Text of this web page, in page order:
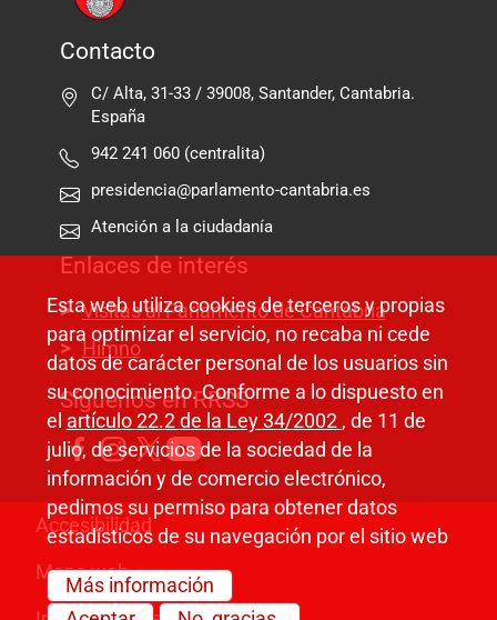
Contacto
C/ Alta, 31-33 / 39008, Santander, Cantabria.
España
942 241 060 (centralita)
presidencia@parlamento-cantabria.es
Atención a la ciudadanía
Enlaces de interés
Visitas al Parlamento de Cantabria
Himno
Síguenos en RRSS
Pie de página
Accesibilidad
Mapa web
Esta web utiliza cookies de terceros y propias
para optimizar el servicio, no recaba ni cede
datos de carácter personal de los usuarios sin
su conocimiento. Conforme a lo dispuesto en
el artículo 22.2 de la Ley 34/2002 , de 11 de
julio, de servicios de la sociedad de la
información y de comercio electrónico,
pedimos su permiso para obtener datos
estadísticos de su navegación por el sitio web
Más información